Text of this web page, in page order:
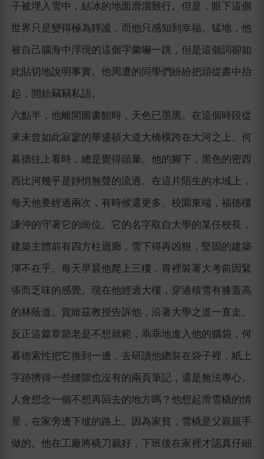
子被埋入雪中，結冰的地面滑溜難行。但是，眼下這個
世界只是變得極為靜謐，而他只感知到幸福。猛地，他
被自己腦海中浮現的這個字彙嚇一跳，但是這個詞卻如
此貼切地說明事實。他周遭的同學們紛紛把頭從書中抬
起，開始竊竊私語。
六點半，他離開圖書館時，天色已墨黑。在這個時段從
來未曾如此寂寥的華盛頓大道大橋橫跨在大河之上。何
暮德往上看時，總是覺得頭暈。他的腳下，黑色的密西
西比河幾乎是靜悄無聲的流過。在這片陌生的水域上，
每天他要經過兩次，有時候還更多。校園東端，福德樓
謙沖的守著它的崗位。它的名字取自大學的某任校長，
建築主體前有四方柱迴廊，雪下得再凶狠，堅固的建築
渾不在乎。每天早晨他爬上三樓，胃裡裝著大考前因緊
張而乏味的感覺。現在他經過大樓，穿過積雪有膝蓋高
的林蔭道。賀維茲教授告訴他，沿著大學之道一直走。
反正這篇章節老是不想就範，乖乖地進入他的腦袋，何
暮德索性把它推到一邊，去研讀他總裝在袋子裡，紙上
字跡擠得一些縫隙也沒有的兩頁筆記，還是無法專心。
人會想念一個不想再回去的地方嗎？他想起滑雪橇的情
景，在家旁邊下坡的路上。因為家貧，雪橇是父親親手
做的。他在工廠將橇刀裁好，下班後在家裡才認真仔細